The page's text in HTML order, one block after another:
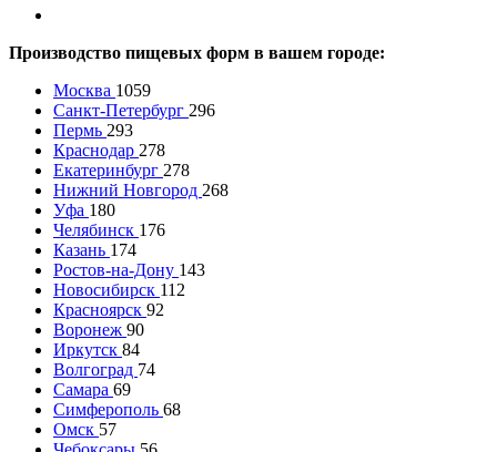
Производство пищевых форм в вашем городе:
Москва 1059
Санкт-Петербург 296
Пермь 293
Краснодар 278
Екатеринбург 278
Нижний Новгород 268
Уфа 180
Челябинск 176
Казань 174
Ростов-на-Дону 143
Новосибирск 112
Красноярск 92
Воронеж 90
Иркутск 84
Волгоград 74
Самара 69
Симферополь 68
Омск 57